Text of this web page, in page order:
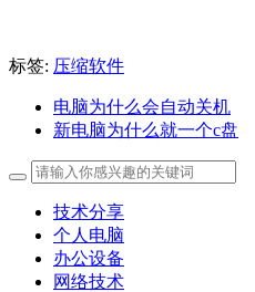
标签: 压缩软件
电脑为什么会自动关机
新电脑为什么就一个c盘
技术分享
个人电脑
办公设备
网络技术